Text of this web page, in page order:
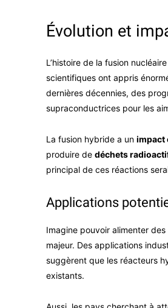
Évolution et
L’histoire de la fusion
scientifiques ont appris
dernières décennies, des
supraconductrices pour les
La fusion hybride a un impact
produire de déchets
principal de ces réactions
Applications
Imagine pouvoir alimenter
majeur. Des applications
suggèrent que les réacteurs
existants.